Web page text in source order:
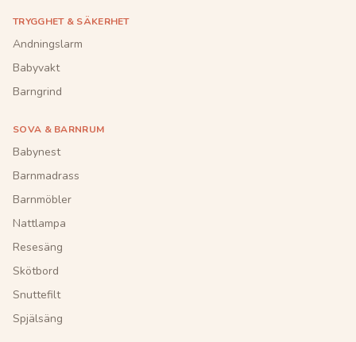
TRYGGHET & SÄKERHET
Andningslarm
Babyvakt
Barngrind
SOVA & BARNRUM
Babynest
Barnmadrass
Barnmöbler
Nattlampa
Resesäng
Skötbord
Snuttefilt
Spjälsäng